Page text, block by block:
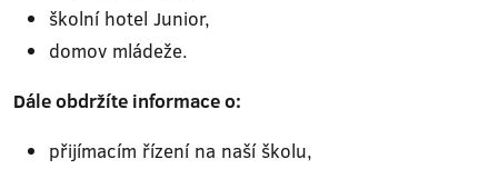
školní hotel Junior,
domov mládeže.
Dále obdržíte informace o:
přijímacím řízení na naší školu,